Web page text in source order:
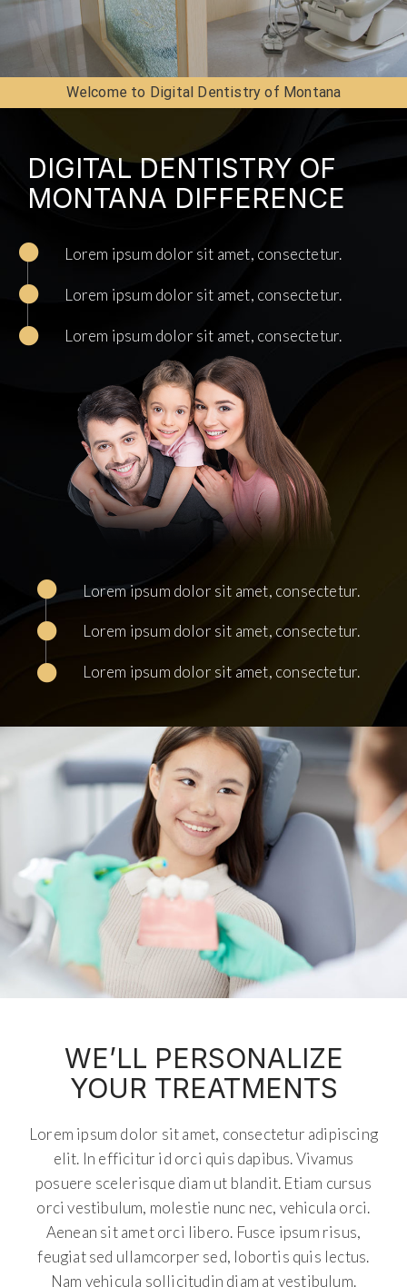
Welcome to Digital Dentistry of Montana
DIGITAL DENTISTRY OF
MONTANA DIFFERENCE
Lorem ipsum dolor sit amet, consectetur.
Lorem ipsum dolor sit amet, consectetur.
Lorem ipsum dolor sit amet, consectetur.
Lorem ipsum dolor sit amet, consectetur.
Lorem ipsum dolor sit amet, consectetur.
Lorem ipsum dolor sit amet, consectetur.
WE’LL PERSONALIZE
YOUR TREATMENTS
Lorem ipsum dolor sit amet, consectetur adipiscing
elit. In efficitur id orci quis dapibus. Vivamus
posuere scelerisque diam ut blandit. Etiam cursus
orci vestibulum, molestie nunc nec, vehicula orci.
Aenean sit amet orci libero. Fusce ipsum risus,
feugiat sed ullamcorper sed, lobortis quis lectus.
Nam vehicula sollicitudin diam at vestibulum.